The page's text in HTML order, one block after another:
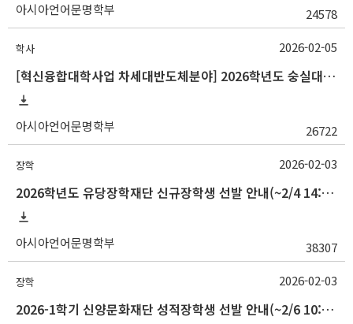
아시아언어문명학부 24578
학사
[혁신융합대학사업 차세대반도체분야] 2026학년도 숭실대학교 1학기 교류 수학 안내
아시아언어문명학부 26722
2026-02-05
장학
2026학년도 유당장학재단 신규장학생 선발 안내(~2/4 14:00)
아시아언어문명학부 38307
2026-02-03
장학
2026-1학기 신양문화재단 성적장학생 선발 안내(~2/6 10:00)
2026-02-03